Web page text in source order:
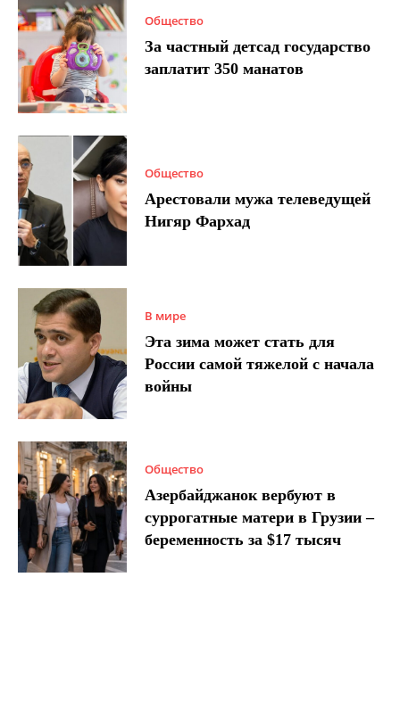
Общество
За частный детсад государство
заплатит 350 манатов
Общество
Арестовали мужа телеведущей
Нигяр Фархад
В мире
Эта зима может стать для
России самой тяжелой с начала
войны
Общество
Азербайджанок вербуют в
суррогатные матери в Грузии –
беременность за $17 тысяч